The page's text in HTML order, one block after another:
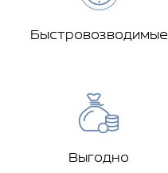
Быстровозводимые
Выгодно